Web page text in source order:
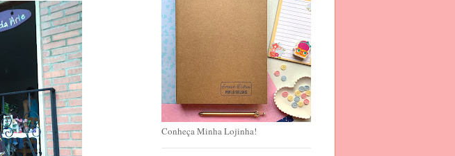
Conheça Minha Lojinha!